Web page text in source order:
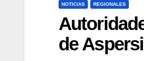
NOTICIAS REGIONALES
de